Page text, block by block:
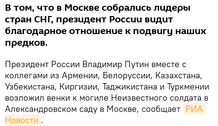
В том, что в Москве собрались лидеры
стран СНГ, президент России видит
благодарное отношение к подвигу наших
предков.
Президент России Владимир Путин вместе с
коллегами из Армении, Белоруссии, Казахстана,
Узбекистана, Киргизии, Таджикистана и Туркмении
возложил венки к могиле Неизвестного солдата в
Александровском саду в Москве, сообщает РИА
Новости .